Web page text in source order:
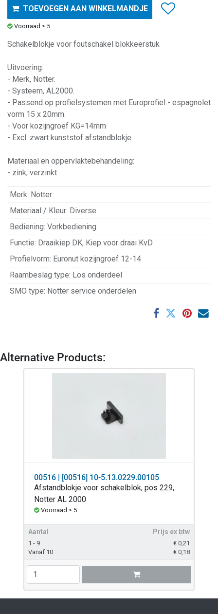
TOEVOEGEN AAN WINKELMANDJE
Voorraad ≥ 5
Schakelblokje voor foutschakel blokkeerstuk
Uitvoering:
- Merk, Notter.
- Systeem, AL2000.
- Passend op profielsystemen met Europrofiel - espagnolet
vorm 15 x 20mm.
- Voor kozijngroef KG=14mm
- Excl. zwart kunststof afstandblokje
Materiaal en oppervlaktebehandeling:
- zink, verzinkt
Merk: Notter
Materiaal / Kleur: Diverse
Bediening: Vorkbediening
Functie: Draaikiep DK, Kiep voor draai KvD
Profielvorm: Euronut kozijngroef 12-14
Raambeslag type: Los onderdeel
SMO type: Notter service onderdelen
Alternative Products:
00516 | [00516] 10-5.13.0229.00105
Afstandblokje voor schakelblok, pos 229,
Notter AL 2000
Voorraad ≥ 5
Aantal Prijs ex btw
1 - 9 € 0,21
Vanaf 10
€ 0,18